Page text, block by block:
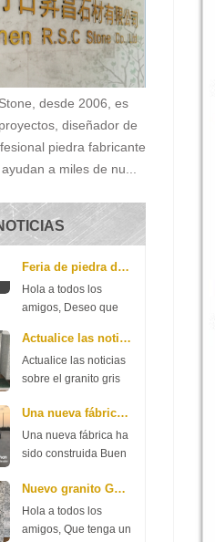
desde 2006, es
diseñador de
piedra fabricante
a miles de nu...
Feria de piedra de Medio Oriente
Hola a todos los
amigos, Deseo que
día. Aquí hay una
gran noticia para
compartir con usted
compañía asistirá a
Middle East Stone
Fair la próxima
comien...
Actualice las noticias sobre el granito gris G602 ...
Actualice las noticias
sobre el granito gris
tengas un buen día.
Aquí hay una noticia
de granito G602 y
verifique. G602 70 *
240up * 2cm $ 11.35 /
m2 3 cm $ 13.98 / m2
Una nueva fábrica ha sido construida
Una nueva fábrica ha
sido construida Buen
amigos. Nuestra
compañía gastó
dinero en la
Nuevo granito G654 de Xiamen R.S.C Stone
Hola a todos los
amigos, Que tenga un